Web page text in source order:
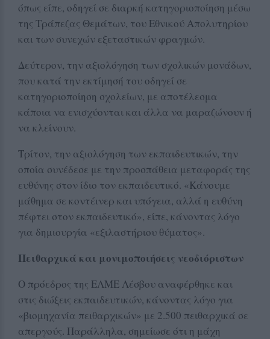
όπως είπε, οδηγεί σε διαρκή κατηγοριοποίηση μέσω
της Τράπεζας Θεμάτων, του Εθνικού Απολυτηρίου
και των συνεχών εξεταστικών φραγμών.
Δεύτερον, την αξιολόγηση των σχολικών μονάδων,
που κατά την εκτίμησή του οδηγεί σε
κατηγοριοποίηση σχολείων, με αποτέλεσμα
κάποια να ενισχύονται και άλλα να μαραζώνουν ή
να κλείνουν.
Τρίτον, την αξιολόγηση των εκπαιδευτικών, την
οποία συνέδεσε με την προσπάθεια μεταφοράς της
ευθύνης στον ίδιο τον εκπαιδευτικό. «Κάνουμε
μάθημα σε κοντέινερ και υπόγεια, αλλά η ευθύνη
πέφτει στον εκπαιδευτικό», είπε, κάνοντας λόγο
για δημιουργία «εξιλαστήριου θύματος».
Πειθαρχικά και μονιμοποιήσεις νεοδιόριστων
Ο πρόεδρος της ΕΛΜΕ Λέσβου αναφέρθηκε και
στις διώξεις εκπαιδευτικών, κάνοντας λόγο για
«βιομηχανία πειθαρχικών» με 2.500 πειθαρχικά σε
απεργούς. Παράλληλα, σημείωσε ότι η μάχη